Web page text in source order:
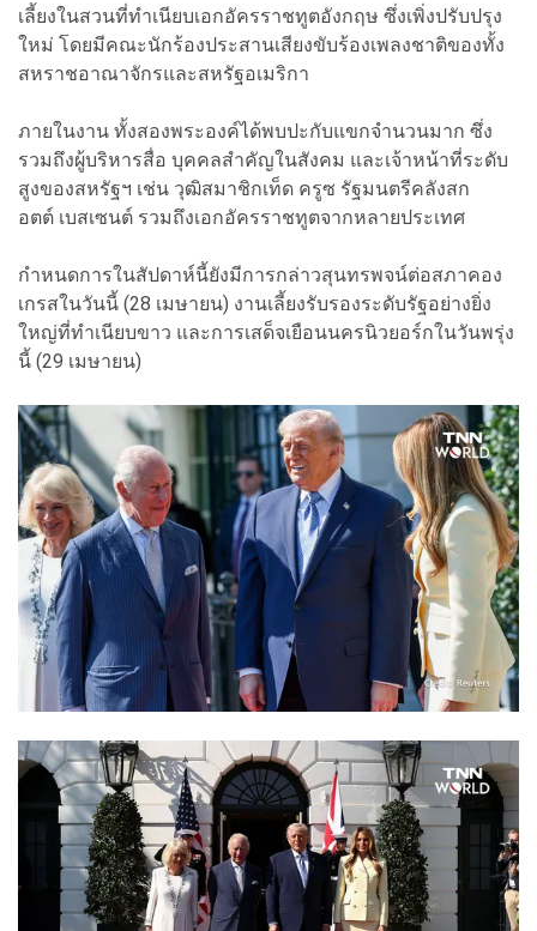
เลี้ยงในสวนที่ทำเนียบเอกอัครราชทูตอังกฤษ ซึ่งเพิ่งปรับปรุง
ใหม่ โดยมีคณะนักร้องประสานเสียงขับร้องเพลงชาติของทั้ง
สหราชอาณาจักรและสหรัฐอเมริกา
ภายในงาน ทั้งสองพระองค์ได้พบปะกับแขกจำนวนมาก ซึ่ง
รวมถึงผู้บริหารสื่อ บุคคลสำคัญในสังคม และเจ้าหน้าที่ระดับ
สูงของสหรัฐฯ เช่น วุฒิสมาชิกเท็ด ครูซ รัฐมนตรีคลังสก
อตต์ เบสเซนต์ รวมถึงเอกอัครราชทูตจากหลายประเทศ
กำหนดการในสัปดาห์นี้ยังมีการกล่าวสุนทรพจน์ต่อสภาคอง
เกรสในวันนี้ (28 เมษายน) งานเลี้ยงรับรองระดับรัฐอย่างยิ่ง
ใหญ่ที่ทำเนียบขาว และการเสด็จเยือนนครนิวยอร์กในวันพรุ่ง
นี้ (29 เมษายน)